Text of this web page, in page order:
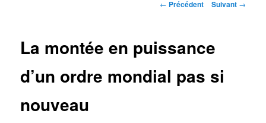
Navigation
← Précédent Suivant →
La montée en puissance
d’un ordre mondial pas si
nouveau